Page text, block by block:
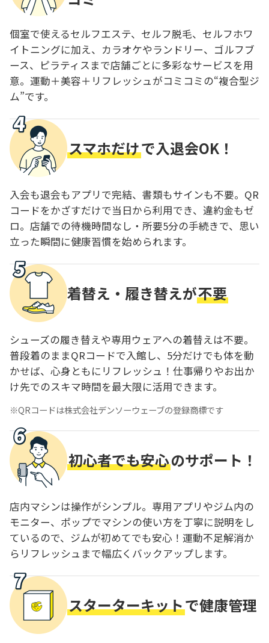
個室で使えるセルフエステ、セルフ脱毛、セルフホワ
イトニングに加え、カラオケやランドリー、ゴルフブ
ース、ピラティスまで店舗ごとに多彩なサービスを用
意。運動＋美容＋リフレッシュがコミコミの“複合型ジ
ム”です。
スマホだけで入退会OK！
入会も退会もアプリで完結、書類もサインも不要。QR
コードをかざすだけで当日から利用でき、違約金もゼ
ロ。店舗での待機時間なし・所要5分の手続きで、思い
立った瞬間に健康習慣を始められます。
着替え・履き替えが不要
シューズの履き替えや専用ウェアへの着替えは不要。
普段着のままQRコードで入館し、5分だけでも体を動
かせば、心身ともにリフレッシュ！仕事帰りやお出か
け先でのスキマ時間を最大限に活用できます。
QRコードは株式会社デンソーウェーブの登録商標です
初心者でも安心のサポート！
店内マシンは操作がシンプル。専用アプリやジム内の
モニター、ポップでマシンの使い方を丁寧に説明をし
ているので、ジムが初めてでも安心！運動不足解消か
らリフレッシュまで幅広くバックアップします。
スターターキットで健康管理